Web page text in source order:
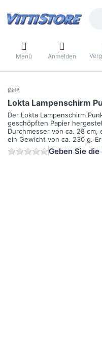
Menü Anmelden
Lokta Lampenschirm
Der Lokta Lampenschirm
geschöpften Papier
Durchmesser von ca. 28 cm,
ein Gewicht von ca. 230 g.
Geben Sie